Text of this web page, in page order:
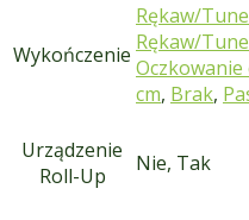
Wykończenie
Rękaw/
Rękaw/
Oczkowanie
cm, Brak,
Urządzenie
Roll-Up
Nie, Tak